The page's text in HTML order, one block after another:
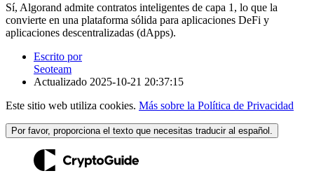
Sí, Algorand admite contratos inteligentes de capa 1, lo que la
convierte en una plataforma sólida para aplicaciones DeFi y
aplicaciones descentralizadas (dApps).
Escrito por
Seoteam
Actualizado 2025-10-21 20:37:15
Este sitio web utiliza cookies. Más sobre la Política de Privacidad
Por favor, proporciona el texto que necesitas traducir al español.